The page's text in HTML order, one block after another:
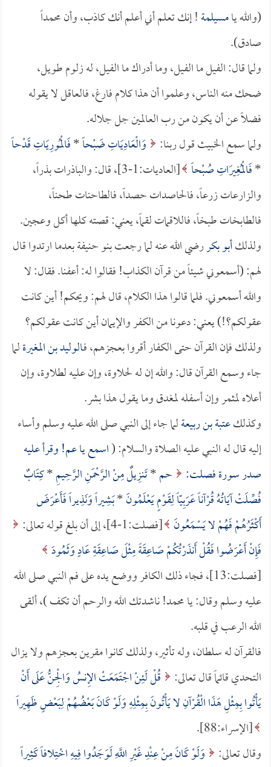
(والله يامسيلمة! إنك تعلم أني أعلم أنك كاذب، وأن محمداً
صادق).
ولما قال: الفيل ما الفيل، وما أدراك ما الفيل، له زلوم طويل،
ضحك منه الناس، وعلموا أن هذا كلام فارغ، فالعاقل لا يقوله
فضلاً عن أن يكون من رب العالمين جل جلاله.
ولما سمع الخبيث قول ربنا:
وَالْعَادِيَاتِ ضَبْحاً*فَالْمُورِيَاتِ قَدْحاً
*فَالْمُغِيرَاتِ صُبْحاً
[العاديات:1-3]، قال: والباذرات بذراً،
والزارعات زرعاً، فالحاصدات حصداً، فالطاحنات طحناً،
فالطابخات طبخاً، فاللاقمات لقماً، يعني: قصته كلها أكل وعجين.
ولذلكأبو بكررضي الله عنه لما رجعت بنو حنيفة بعدما ارتدوا قال
لهم: (أسمعوني شيئاً من قرآن الكذاب! فقالوا له: أعفنا. فقال: لا
والله أسمعوني. فلما قالوا هذا الكلام، قال لهم: ويحكم! أين كانت
عقولكم؟!) يعني: دعونا من الكفر والإيمان أين كانت عقولكم؟
ولذلك فإن القرآن حتى الكفار أقروا بعجزهم، فـالوليد بن المغيرةلما
جاء وسمع القرآن قال: والله إن له لحلاوة، وإن عليه لطلاوة، وإن
أعلاه لمثمر وإن أسفله لمغدق وما يقول هذا بشر.
وكذلكعتبة بن ربيعةلما جاء إلى النبي صلى الله عليه وسلم وأساء
إليه قال له النبي عليه الصلاة والسلام: (اسمع يا عم! وقرأ عليه
صدر سورة فصلت:
حم*تَنزِيلٌ مِنْ الرَّحْمَنِ الرَّحِيمِ*كِتَابٌ
فُصِّلَتْ آيَاتُهُ قُرْآناً عَرَبِيّاً لِقَوْمٍ يَعْلَمُونَ*بَشِيراً وَنَذِيراً فَأَعْرَضَ
أَكْثَرُهُمْ فَهُمْ لا يَسْمَعُونَ [فصلت:1-4]، إلى أن بلغ قوله تعالى:
فَإِنْ أَعْرَضُوا فَقُلْ أَنذَرْتُكُمْ صَاعِقَةً مِثْلَ صَاعِقَةِ عَادٍ وَثَمُودَ
[فصلت:13]، فجاء ذلك الكافر ووضع يده على فم النبي صلى الله
عليه وسلم وقال: يا محمد! ناشدتك الله والرحم أن تكف )، ألقى
الله الرعب في قلبه.
فالقرآن له سلطان، وله تأثير، ولذلك كانوا مقرين بعجزهم ولا يزال
التحدي قائماً قال تعالى:
قُلْ لَئِنْ اجْتَمَعَتْ الإِنسُ وَالْجِنُّ عَلَى أَنْ
يَأْتُوا بِمِثْلِ هَذَا الْقُرْآنِ لا يَأْتُونَ بِمِثْلِهِ وَلَوْ كَانَ بَعْضُهُمْ لِبَعْضٍ ظَهِيراً
[الإسراء:88].
وقال تعالى:
وَلَوْ كَانَ مِنْ عِنْدِ غَيْرِ اللَّهِ لَوَجَدُوا فِيهِ اخْتِلافاً كَثِيراً